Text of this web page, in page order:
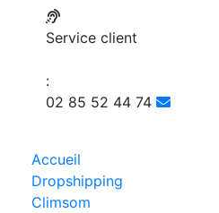
Service client
:
02 85 52 44 74
Accueil
Dropshipping
Climsom